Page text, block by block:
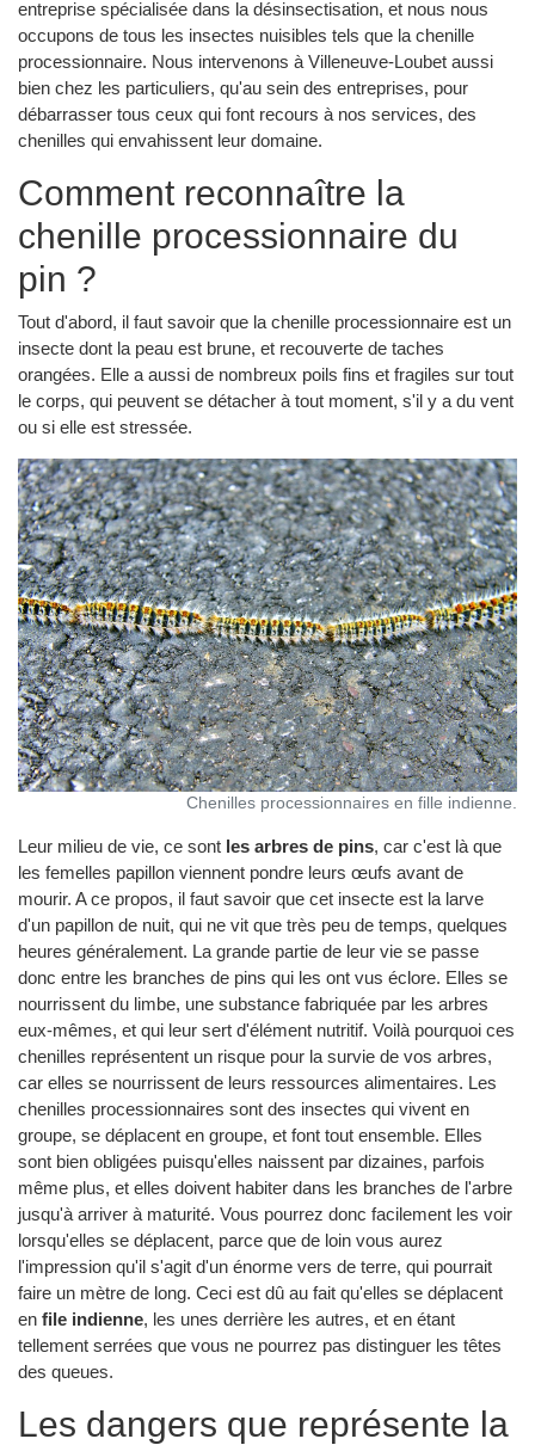
entreprise spécialisée dans la désinsectisation, et nous nous
occupons de tous les insectes nuisibles tels que la chenille
processionnaire. Nous intervenons à Villeneuve-Loubet aussi
bien chez les particuliers, qu'au sein des entreprises, pour
débarrasser tous ceux qui font recours à nos services, des
chenilles qui envahissent leur domaine.
Comment reconnaître la
chenille processionnaire du
pin ?
Tout d'abord, il faut savoir que la chenille processionnaire est un
insecte dont la peau est brune, et recouverte de taches
orangées. Elle a aussi de nombreux poils fins et fragiles sur tout
le corps, qui peuvent se détacher à tout moment, s'il y a du vent
ou si elle est stressée.
Chenilles processionnaires en fille indienne.
Leur milieu de vie, ce sont les arbres de pins, car c'est là que
les femelles papillon viennent pondre leurs œufs avant de
mourir. A ce propos, il faut savoir que cet insecte est la larve
d'un papillon de nuit, qui ne vit que très peu de temps, quelques
heures généralement. La grande partie de leur vie se passe
donc entre les branches de pins qui les ont vus éclore. Elles se
nourrissent du limbe, une substance fabriquée par les arbres
eux-mêmes, et qui leur sert d'élément nutritif. Voilà pourquoi ces
chenilles représentent un risque pour la survie de vos arbres,
car elles se nourrissent de leurs ressources alimentaires. Les
chenilles processionnaires sont des insectes qui vivent en
groupe, se déplacent en groupe, et font tout ensemble. Elles
sont bien obligées puisqu'elles naissent par dizaines, parfois
même plus, et elles doivent habiter dans les branches de l'arbre
jusqu'à arriver à maturité. Vous pourrez donc facilement les voir
lorsqu'elles se déplacent, parce que de loin vous aurez
l'impression qu'il s'agit d'un énorme vers de terre, qui pourrait
faire un mètre de long. Ceci est dû au fait qu'elles se déplacent
en file indienne, les unes derrière les autres, et en étant
tellement serrées que vous ne pourrez pas distinguer les têtes
des queues.
Les dangers que représente la